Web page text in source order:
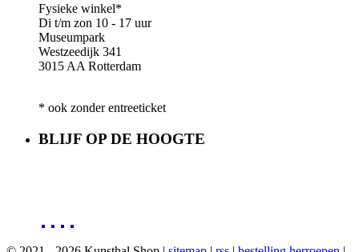
Fysieke winkel*
Di t/m zon 10 - 17 uur
Museumpark
Westzeedijk 341
3015 AA Rotterdam
* ook zonder entreeticket
BLIJF OP DE HOOGTE